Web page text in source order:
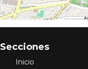
Secciones
Inicio